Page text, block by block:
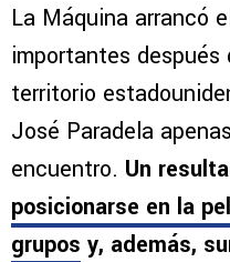
La Máquina arrancó
importantes después
territorio
José Paradela
encuentro. Un
posicionarse en la
grupos y, además,